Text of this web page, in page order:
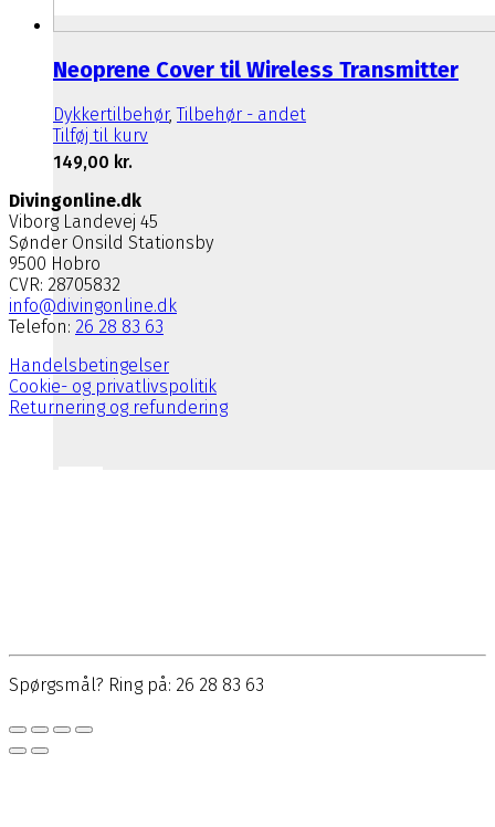
Neoprene Cover til Wireless Transmitter
Dykkertilbehør,Tilbehør - andet
Tilføj til kurv
149,00 kr.
Divingonline.dk
Viborg Landevej 45
Sønder Onsild Stationsby
9500 Hobro
CVR: 28705832
info@divingonline.dk
Telefon: 26 28 83 63
Handelsbetingelser
Cookie- og privatlivspolitik
Returnering og refundering
Spørgsmål? Ring på: 26 28 83 63